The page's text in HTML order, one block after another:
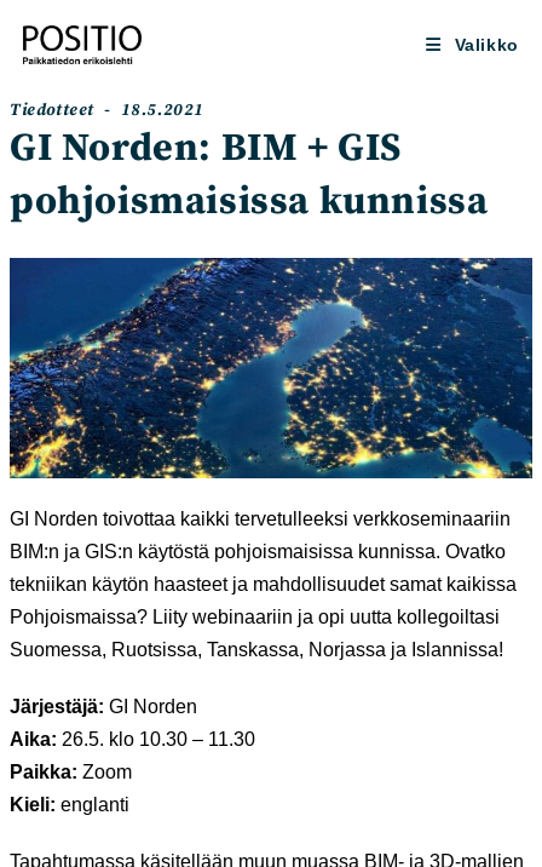
suoraan
sisältöön
Valikko
Artikkelin
kategoria:
Tiedotteet
Artikkeli
julkaistu:
18.5.2021
GI Norden: BIM + GIS
pohjoismaisissa kunnissa
GI Norden toivottaa kaikki tervetulleeksi verkkoseminaariin
BIM:n ja GIS:n käytöstä pohjoismaisissa kunnissa. Ovatko
tekniikan käytön haasteet ja mahdollisuudet samat kaikissa
Pohjoismaissa? Liity webinaariin ja opi uutta kollegoiltasi
Suomessa, Ruotsissa, Tanskassa, Norjassa ja Islannissa!
Järjestäjä: GI Norden
Aika: 26.5. klo 10.30 – 11.30
Paikka: Zoom
Kieli: englanti
Tapahtumassa käsitellään muun muassa BIM- ja 3D-mallien